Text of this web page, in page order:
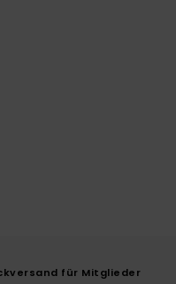
für Mitglieder